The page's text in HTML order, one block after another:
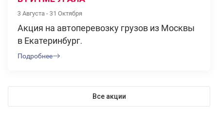
3 Августа - 31 Октября
Акция на автоперевозку грузов из Москвы
в Екатеринбург.
Подробнее
Все акции